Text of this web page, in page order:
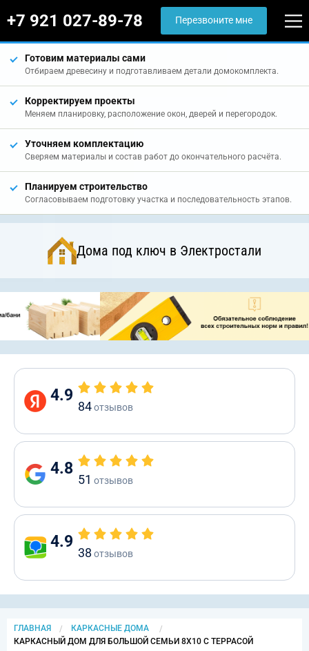
+7 921 027-89-78 Перезвоните мне
Готовим материалы сами
Отбираем древесину и подготавливаем детали домокомплекта.
Корректируем проекты
Меняем планировку, расположение окон, дверей и перегородок.
Уточняем комплектацию
Сверяем материалы и состав работ до окончательного расчёта.
Планируем строительство
Согласовываем подготовку участка и последовательность этапов.
Дома под ключ в Электростали
4.9
84отзывов
4.8
51 отзывов
4.9
38 отзывов
ГЛАВНАЯ
КАРКАСНЫЕ ДОМА
CURRENT:
КАРКАСНЫЙ ДОМ ДЛЯ БОЛЬШОЙ СЕМЬИ 8Х10 С ТЕРРАСОЙ